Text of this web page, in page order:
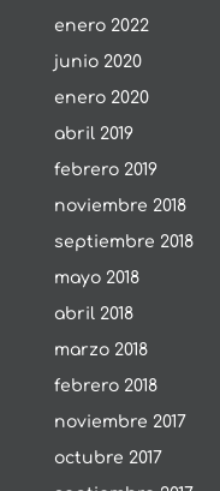
enero 2022
junio 2020
enero 2020
abril 2019
febrero 2019
noviembre 2018
septiembre 2018
mayo 2018
abril 2018
marzo 2018
febrero 2018
noviembre 2017
octubre 2017